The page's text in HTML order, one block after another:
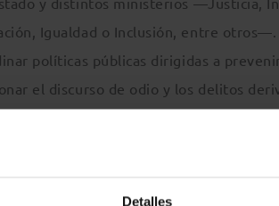
Detalles
Igualdad o Inclusión, entre otros—.
políticas públicas dirigidas a
el discurso de odio y los delitos